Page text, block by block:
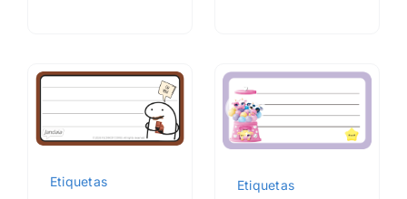
Etiquetas Etiquetas